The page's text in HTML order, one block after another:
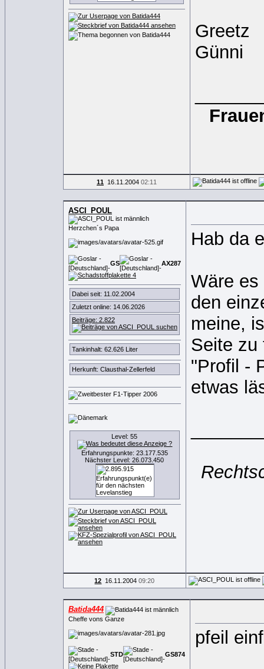
Greetz
Günni
11 16.11.2004 02:11
ASCI_POUL
Herzchen´s Papa
GS AX287
Dabei seit: 11.02.2004
Zuletzt online: 14.06.2026
Beiträge: 2.822
Tankinhalt: 62.626 Liter
Herkunft: Clausthal-Zellerfeld
Level: 55
Erfahrungspunkte: 23.177.535
Nächster Level: 26.073.450
Hab da
Wäre
den
meine,
Seite zu
"Profil -
etwas
12 16.11.200409:20
Batida444
Cheffe vons Ganze
STD GS874
pfeil